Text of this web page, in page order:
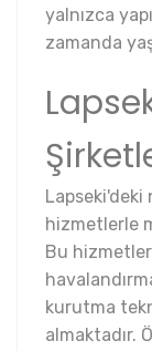
yalnızca
zamanda
hizmetlerle
Bu
kurutma
almaktadır.